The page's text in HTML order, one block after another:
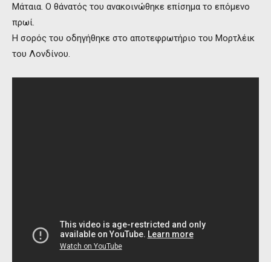
Μάταια. Ο θάνατός του ανακοινώθηκε επίσημα το επόμενο
πρωί.
Η σορός του οδηγήθηκε στο αποτεφρωτήριο του Μορτλέικ
του Λονδίνου.